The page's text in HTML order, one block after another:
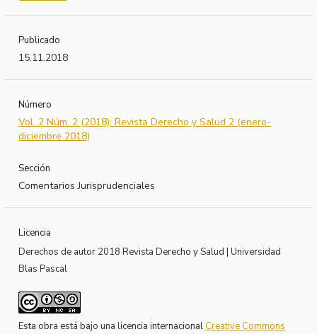
Publicado
15.11.2018
Número
Vol. 2 Núm. 2 (2018): Revista Derecho y Salud 2 (enero-
diciembre 2018)
Sección
Comentarios Jurisprudenciales
Licencia
Derechos de autor 2018 Revista Derecho y Salud | Universidad
Blas Pascal
Esta obra está bajo una licencia internacional Creative Commons